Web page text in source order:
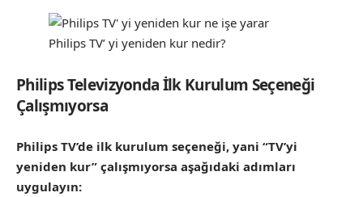
Philips TV’ yi yeniden kur nedir?
Philips Televizyonda İlk Kurulum Seçeneği
Çalışmıyorsa
Philips TV’de ilk kurulum seçeneği, yani “TV’yi
yeniden kur” çalışmıyorsa aşağıdaki adımları
uygulayın: